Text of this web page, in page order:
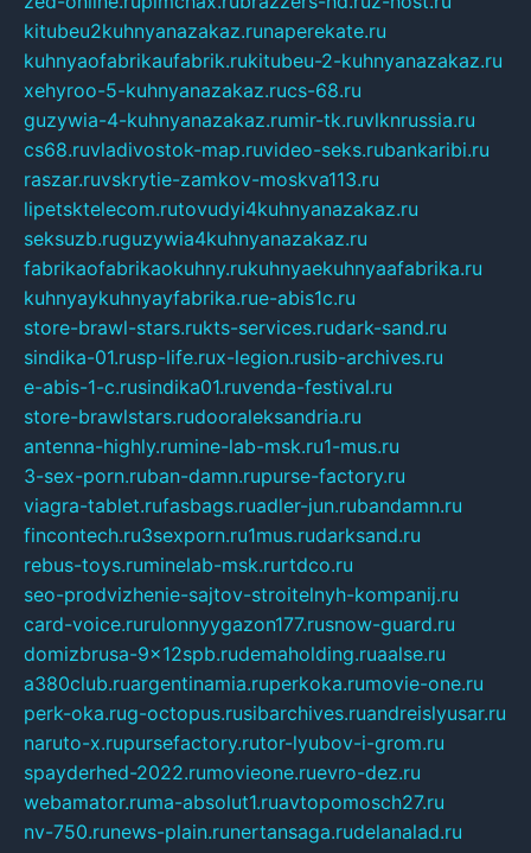
kitubeu2kuhnyanazakaz.runaperekate.ru
kuhnyaofabrikaufabrik.rukitubeu-2-kuhnyanazakaz.ru
xehyroo-5-kuhnyanazakaz.rucs-68.ru
guzywia-4-kuhnyanazakaz.rumir-tk.ruvlknrussia.ru
cs68.ruvladivostok-map.ruvideo-seks.rubankaribi.ru
raszar.ruvskrytie-zamkov-moskva113.ru
lipetsktelecom.rutovudyi4kuhnyanazakaz.ru
seksuzb.ruguzywia4kuhnyanazakaz.ru
fabrikaofabrikaokuhny.rukuhnyaekuhnyaafabrika.ru
kuhnyaykuhnyayfabrika.rue-abis1c.ru
store-brawl-stars.rukts-services.rudark-sand.ru
sindika-01.rusp-life.rux-legion.rusib-archives.ru
e-abis-1-c.rusindika01.ruvenda-festival.ru
store-brawlstars.rudooraleksandria.ru
antenna-highly.rumine-lab-msk.ru1-mus.ru
3-sex-porn.ruban-damn.rupurse-factory.ru
viagra-tablet.rufasbags.ruadler-jun.rubandamn.ru
fincontech.ru3sexporn.ru1mus.rudarksand.ru
rebus-toys.ruminelab-msk.rurtdco.ru
seo-prodvizhenie-sajtov-stroitelnyh-kompanij.ru
card-voice.rurulonnyygazon177.rusnow-guard.ru
domizbrusa-9x12spb.rudemaholding.ruaalse.ru
a380club.ruargentinamia.ruperkoka.rumovie-one.ru
perk-oka.rug-octopus.rusibarchives.ruandreislyusar.ru
naruto-x.rupursefactory.rutor-lyubov-i-grom.ru
spayderhed-2022.rumovieone.ruevro-dez.ru
webamator.ruma-absolut1.ruavtopomosch27.ru
nv-750.runews-plain.runertansaga.rudelanalad.ru